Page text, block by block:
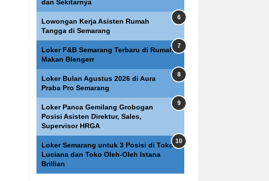
dan Sekitarnya
Lowongan Kerja Asisten Rumah
Tangga di Semarang
Loker F&B Semarang Terbaru di Rumah
Makan Blengerr
Loker Bulan Agustus 2026 di Aura
Praba Pro Semarang
Loker Panca Gemilang Grobogan
Posisi Asisten Direktur, Sales,
Supervisor HRGA
Loker Semarang untuk 3 Posisi di Toko
Luciana dan Toko Oleh-Oleh Istana
Brillian